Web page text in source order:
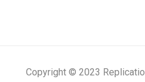
Copyright © 2023 Replicatio